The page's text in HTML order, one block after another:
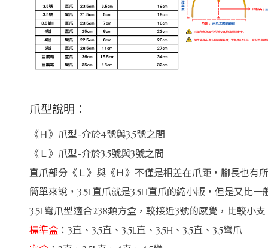
爪型說明：
《Ｈ》爪型-介於4號與3.5號之間
《Ｌ》爪型-介於3.5號與3號之間
直爪部分《Ｌ》與《Ｈ》不僅是相差在爪距，腳長也有
簡單來說，3.5L直爪就是3.5H直爪的縮小版，但是又比一
3.5L彎爪型適合238類方盒，較接近3號的感覺，比較小支
標準盒：3直、3.5直、3.5L直、3.5H、3.5直、3.5彎爪